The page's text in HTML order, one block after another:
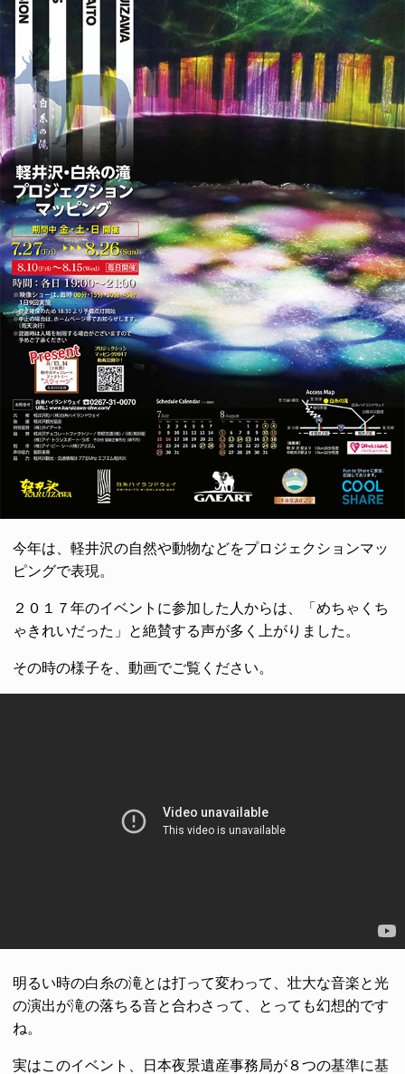
今年は、軽井沢の自然や動物などをプロジェクションマッ
ピングで表現。
２０１７年のイベントに参加した人からは、「めちゃくち
ゃきれいだった」と絶賛する声が多く上がりました。
その時の様子を、動画でご覧ください。
明るい時の白糸の滝とは打って変わって、壮大な音楽と光
の演出が滝の落ちる音と合わさって、とっても幻想的です
ね。
実はこのイベント、日本夜景遺産事務局が８つの基準に基